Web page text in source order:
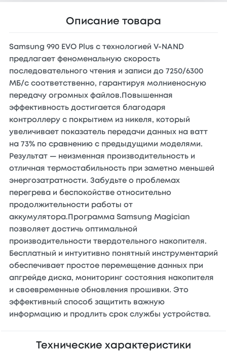
Описание товара
Samsung 990 EVO Plus с технологией V-NAND
предлагает феноменальную скорость
последовательного чтения и записи до 7250/6300
МБ/с соответственно, гарантируя молниеносную
передачу огромных файлов.Повышенная
эффективность достигается благодаря
контроллеру с покрытием из никеля, который
увеличивает показатель передачи данных на ватт
на 73% по сравнению с предыдущими моделями.
Результат — неизменная производительность и
отличная термостабильность при заметно меньшей
энергозатратности. Забудьте о проблемах
перегрева и беспокойстве относительно
продолжительности работы от
аккумулятора.Программа Samsung Magician
позволяет достичь оптимальной
производительности твердотельного накопителя.
Бесплатный и интуитивно понятный инструментарий
обеспечивает простое перемещение данных при
апгрейде диска, мониторинг состояния накопителя
и своевременные обновления прошивки. Это
эффективный способ защитить важную
информацию и продлить срок службы устройства.
Технические характеристики